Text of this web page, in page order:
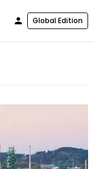
Global Edition